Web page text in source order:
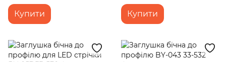
Купити Купити